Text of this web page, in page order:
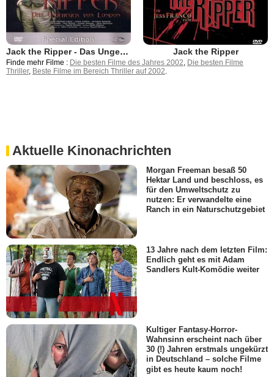
Jack the Ripper - Das Ungeheuer von London Jack the Ripper
Finde mehr Filme : Die besten Filme des Jahres 2002 Die besten Filme
Thriller, Beste Filme im Bereich Thriller auf 2002
Aktuelle Kinonachrichten
Morgan Freeman besaß 50
Hektar Land und beschloss, es
für den Umweltschutz zu
nutzen: Er verwandelte eine
Ranch in ein Naturschutzgebiet
13 Jahre nach dem letzten Film:
Endlich geht es mit Adam
Sandlers Kult-Komödie weiter
Kultiger Fantasy-Horror-
Wahnsinn erscheint nach über
30 (!) Jahren erstmals ungekürzt
in Deutschland – solche Filme
gibt es heute kaum noch!